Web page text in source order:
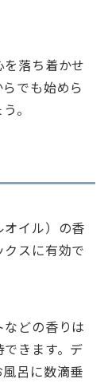
落ち着かせ
でも始めら
。
イル）の香
スに有効で
どの香りは
きます。デ
呂に数滴垂